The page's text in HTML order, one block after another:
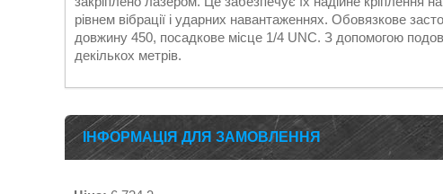
рівнем вібрації і ударних навантаженнях. Обовязкове
довжину 450, посадкове місце 1/4 UNC. З допомогою
декількох метрів.
ІНФОРМАЦІЯ ДЛЯ ЗАМОВЛЕННЯ